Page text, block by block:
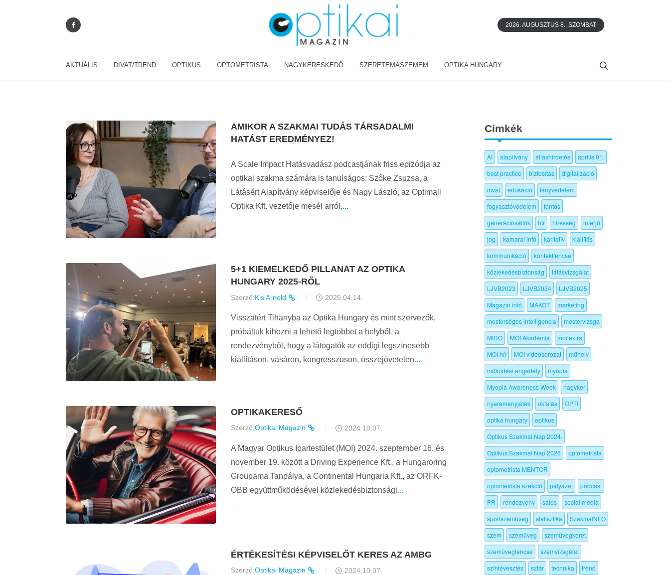
2026. AUGUSZTUS 8., SZOMBAT
AKTUÁLIS DIVAT/TREND OPTIKUS OPTOMETRISTA NAGYKERESKEDŐ SZERETEMASZEMEM OPTIKA HUNGARY
AMIKOR A SZAKMAI TUDÁS TÁRSADALMI
HATÁST EREDMÉNYEZ!
A Scale Impact Hatásvadász podcastjának friss epizódja az
optikai szakma számára is tanulságos: Szőke Zsuzsa, a
Látásért Alapítvány képviselője és Nagy László, az Optimall
Optika Kft. vezetője mesél arról,...
5+1 KIEMELKEDŐ PILLANAT AZ OPTIKA
HUNGARY 2025-RŐL
Szerző:Kis Arnold 2025.04.14.
Visszatért Tihanyba az Optika Hungary és mint szervezők,
próbáltuk kihozni a lehető legtöbbet a helyből, a
rendezvényből, hogy a látogatók az eddigi legszínesebb
kiállításon, vásáron, kongresszuson, összejövetelen...
OPTIKAKERESŐ
Szerző:Optikai Magazin 2024.10.07.
A Magyar Optikus Ipartestület (MOI) 2024. szeptember 16. és
november 19. között a Driving Experience Kft., a Hungaroring
Groupama Tanpálya, a Continental Hungaria Kft., az ORFK-
OBB együttműködésével közlekedésbiztonsági...
ÉRTÉKESÍTÉSI KÉPVISELŐT KERES AZ AMBG
Szerző:Optikai Magazin 2024.10.07.
Címkék
AI alapítvány álláshirdetés
április 01.
best practice
biztosítás
digitalizáció
divat
edukáció
fényvédelem
fogyasztóvédelem
fontos
generációváltók
hír híresség
interjú
jog
kamarai infó karitatív
kiállítás
kommunikáció
kontaktlencse
közlekedésbiztonság
látásvizsgálat
LJVB2023
LJVB2024
LJVB2025
Magazin infó
MAKOT
marketing
mesterséges intelligencia
mestervizsga
MIDO
MOI Akadémia
moi extra
MOI hír
MOI videósorozat
műhely
működési engedély
myopia
Myopia Awareness Week
nagyker
nyereményjáték
oktatás
OPTI
optika hungary
optikus
Optikus Szakmai Nap 2024.
Optikus Szakmai Nap 2026
optometrista
optometrista MENTOR
optometrista szekció
pályázat
podcast
PR
rendezvény sales
social média
sportszemüveg
statisztika
SzakmaINFO
szem
szemüveg
szemüvegkeret
szemüveglencse
szemvizsgálat
színtévesztés
sztár technika
trend